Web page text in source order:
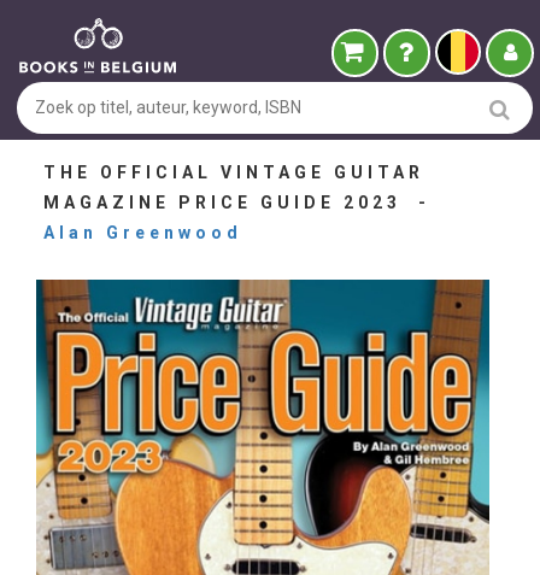
THE OFFICIAL VINTAGE GUITAR
MAGAZINE PRICE GUIDE 2023 -
Alan Greenwood